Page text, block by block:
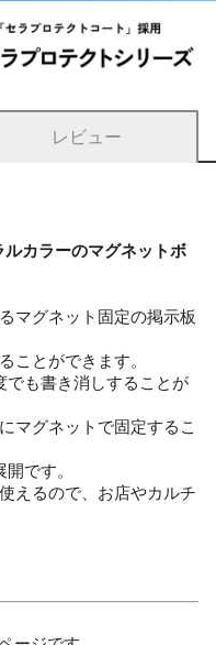
レビュー
カラーのマグネットボ
マグネット固定の掲示板
ことができます。
でも書き消しすることが
マグネットで固定するこ
です。
えるので、お店やカルチ